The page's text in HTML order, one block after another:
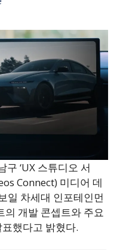
‘UX 스튜디오 서
Connect) 미디어 데
일 차세대 인포테인먼
의 개발 콘셉트와 주요
했다고 밝혔다.